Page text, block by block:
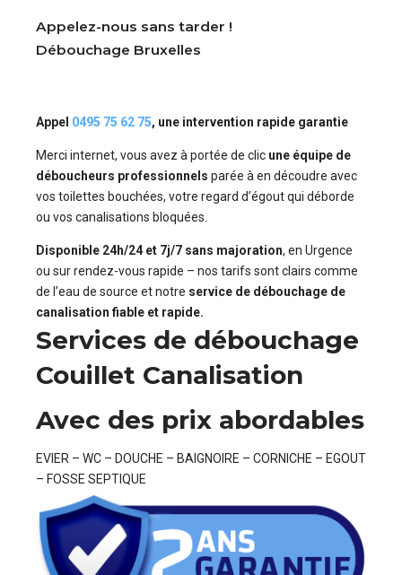
Appelez-nous sans tarder !
Débouchage Bruxelles
Appel 0495 75 62 75, une intervention rapide garantie
Merci internet, vous avez à portée de clic une équipe de
déboucheurs professionnels parée à en découdre avec
vos toilettes bouchées, votre regard d’égout qui déborde
ou vos canalisations bloquées.
Disponible 24h/24 et 7j/7 sans majoration, en Urgence
ou sur rendez-vous rapide – nos tarifs sont clairs comme
de l’eau de source et notre service de débouchage de
canalisation fiable et rapide.
Services de débouchage
Couillet Canalisation
Avec des prix abordables
EVIER – WC – DOUCHE – BAIGNOIRE – CORNICHE – EGOUT
– FOSSE SEPTIQUE